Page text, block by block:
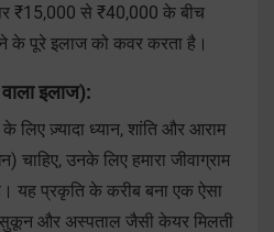
₹15,000 से ₹40,000 के बीच
के पूरे इलाज को कवर करता है।
इलाज):
लिए ज़्यादा ध्यान, शांति और आराम
उनके लिए हमारा जीवाग्राम
यह प्रकृति के करीब बना एक ऐसा
और अस्पताल जैसी केयर मिलती